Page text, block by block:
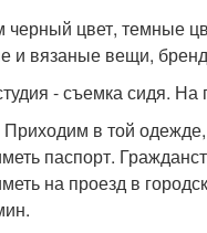
цвет, темные
и вязаные вещи,
- съемка сидя.
в той одежде,
паспорт.
на проезд в